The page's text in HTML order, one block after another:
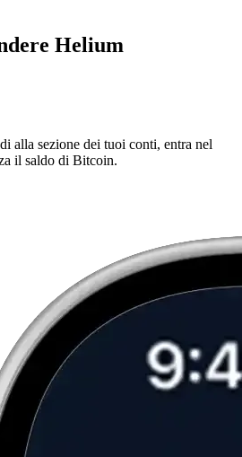
Helium
alla sezione dei tuoi conti, entra nel
il saldo di Bitcoin.